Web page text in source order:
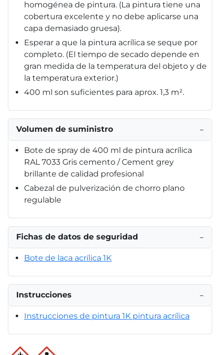
homogénea de pintura. (La pintura tiene una
cobertura excelente y no debe aplicarse una
capa demasiado gruesa).
Esperar a que la pintura acrílica se seque por
completo. (El tiempo de secado depende en
gran medida de la temperatura del objeto y de
la temperatura exterior.)
400 ml son suficientes para aprox. 1,3 m².
Volumen de suministro −
Bote de spray de 400 ml de pintura acrílica
RAL 7033 Gris cemento / Cement grey
brillante de calidad profesional
Cabezal de pulverización de chorro plano
regulable
Fichas de datos de seguridad −
Bote de laca acrílica 1K
Instrucciones −
Instrucciones de pintura 1K pintura acrílica